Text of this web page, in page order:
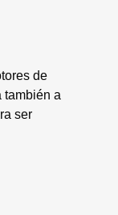
de
también a
ser